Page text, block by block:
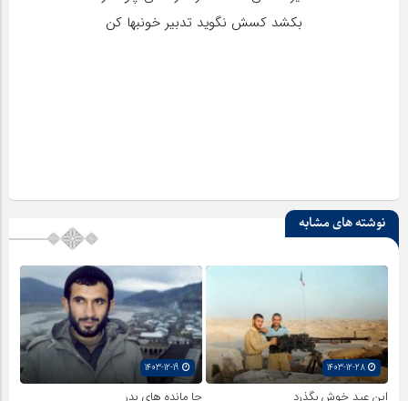
بکشد کسش نگويد تدبير خونبها کن
نوشته های مشابه
1403-12-28